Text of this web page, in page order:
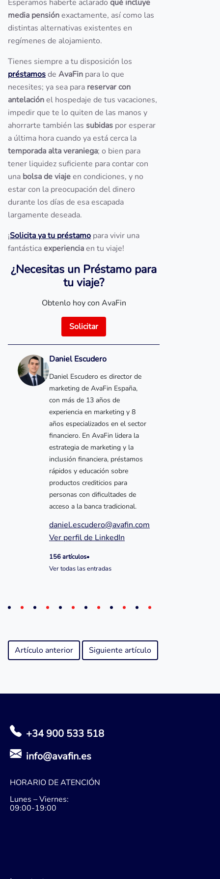
Esperamos haberte aclarado qué incluye
media pensiónexactamente, así como las
distintas alternativas existentes en
regímenes de alojamiento.
Tienes siempre a tu disposición los
préstamosde AvaFin para lo que
necesites; ya sea para reservar con
antelaciónel hospedaje de tus vacaciones,
impedir que te lo quiten de las manos y
ahorrarte también las subidas por esperar
a última hora cuando ya está cerca la
temporada alta veraniega; o bien para
tener liquidez suficiente para contar con
una bolsa de viajeen condiciones, y no
estar con la preocupación del dinero
durante los días de esa escapada
largamente deseada.
¡Solicita ya tu préstamo para vivir una
fantásticaexperienciaen tu viaje!
¿Necesitas un Préstamo para
tu viaje?
Obtenlo hoy con AvaFin
Solicitar
Daniel Escudero
Daniel Escudero es director de
marketing de AvaFin España,
con más de 13 años de
experiencia en marketing y 8
años especializados en el sector
financiero. En AvaFin lidera la
estrategia de marketing y la
inclusión financiera, préstamos
rápidos y educación sobre
productos crediticios para
personas con dificultades de
acceso a la banca tradicional.
daniel.escudero@avafin.com
Ver perfil de LinkedIn
156 artículos•
Ver todas las entradas
Artículo anterior Siguiente artículo
+34 900 533 518
info@avafin.es
HORARIO DE ATENCIÓN
Lunes – Viernes:
09:00-19:00